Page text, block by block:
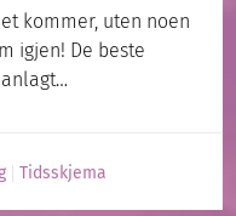
kommer, uten noen
igjen! De beste
Tidsskjema